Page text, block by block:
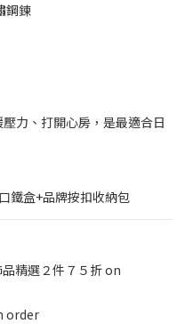
鋼鍊
力、打開心房，是最適合日
鐵盒+品牌按扣收納包
精選２件７５折 on
order